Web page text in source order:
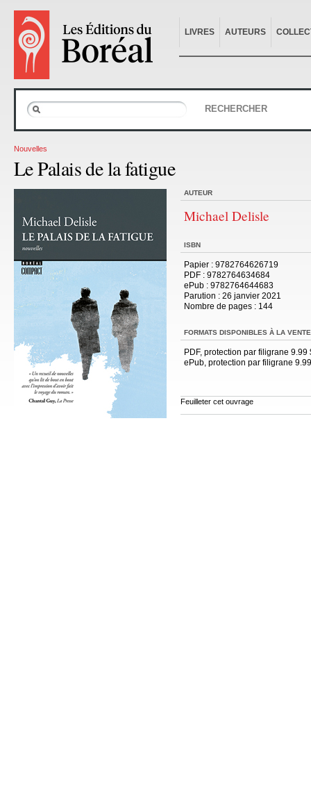
LIVRES AUTEURS
RECHERCHER
Nouvelles
Le Palais de la fatigue
AUTEUR
Michael Delisle
ISBN
Papier: 9782764626719
PDF: 9782764634684
ePub: 9782764644683
Parution : 26 janvier 2021
Nombre de pages :144
FORMATS DISPONIBLES À LA VENTE
PDF, protection par filigrane 9.99
ePub, protection par filigrane
Feuilleter cet ouvrage